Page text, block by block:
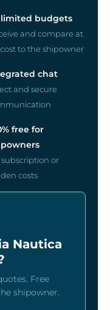
budgets
and compare at
to the shipowner
chat
and secure
free for
subscription or
costs
Nautica
Free
shipowner.